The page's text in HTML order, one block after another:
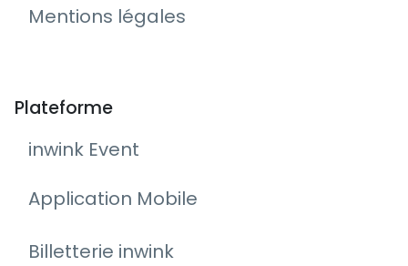
Mentions légales
Plateforme
inwink Event
Application Mobile
Billetterie inwink